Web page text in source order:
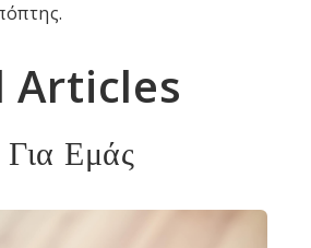
Articles
Εμάς